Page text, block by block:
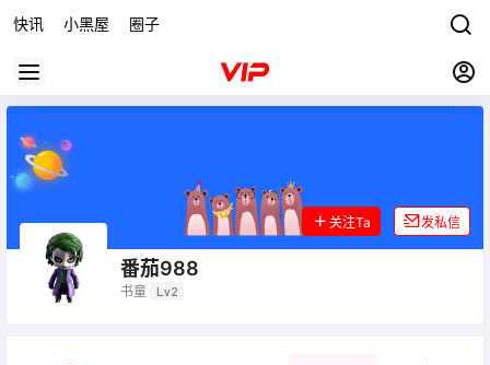
快讯 小黑屋 圈子
番茄988
书童 Lv2
关注Ta 发私信